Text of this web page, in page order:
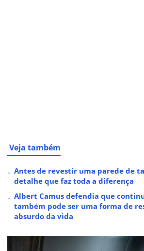
Veja também
Antes de revestir uma parede de
detalhe que faz toda a diferença
Albert Camus defendia que
também pode ser uma forma de
absurdo da vida